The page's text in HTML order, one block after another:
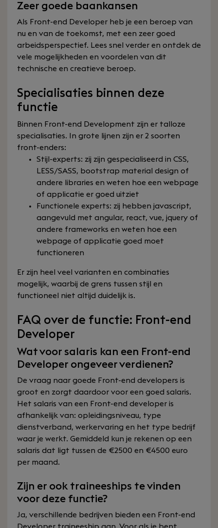
Zeer goede baankansen
Als Front-end Developer heb je een beroep van
nu en van de toekomst, met een zeer goed
arbeidsperspectief. Lees snel verder en ontdek de
vele mogelijkheden en voordelen van dit
technische en creatieve beroep.
Specialisaties binnen deze
functie
Binnen Front-end Development zijn er talloze
specialisaties. In grote lijnen zijn er 2 soorten
front-enders:
Stijl-experts: zij zijn gespecialiseerd in CSS,
LESS/SASS, bootstrap material design of
andere libraries en weten hoe een webpage
of applicatie er goed uitziet
Functionele experts: zij hebben javascript,
aangevuld met angular, react, vue, jquery of
andere frameworks en weten hoe een
webpage of applicatie goed moet
functioneren
Er zijn heel veel varianten en combinaties
mogelijk, waarbij de grens tussen stijl en
functioneel niet altijd duidelijk is.
FAQ over de functie: Front-end
Developer
Wat voor salaris kan een Front-end
Developer ongeveer verdienen?
De vraag naar goede Front-end developers is
groot en zorgt daardoor voor een goed salaris.
Het salaris van een Front-end developer is
afhankelijk van: opleidingsniveau, type
dienstverband, werkervaring en het type bedrijf
waar je werkt. Gemiddeld kun je rekenen op een
salaris dat ligt tussen de €2500 en €4500 euro
per maand.
Zijn er ook traineeships te vinden
voor deze functie?
Ja, verschillende bedrijven bieden een Front-end